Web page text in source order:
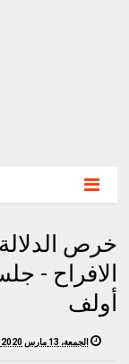
خرص الدلالة
الافراح -
أولف
الجمعة، 13 مارس 2020